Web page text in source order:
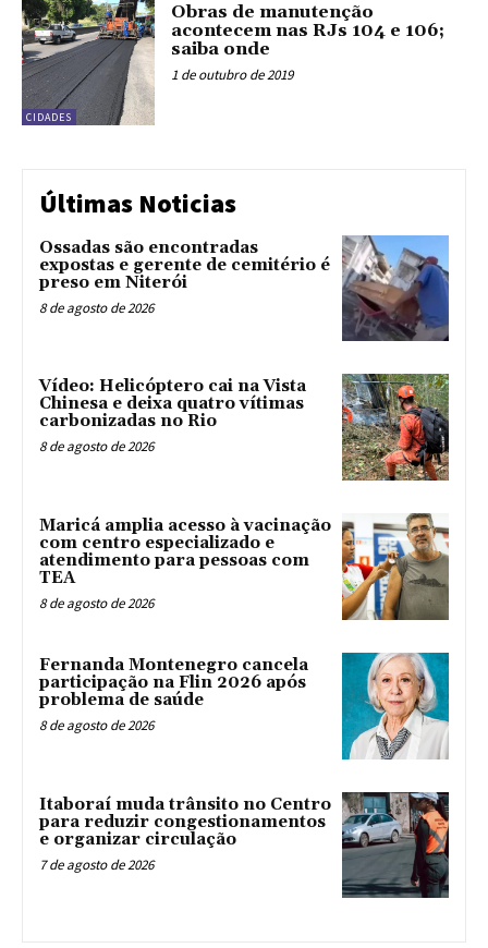
CIDADES
Obras de manutenção
acontecem nas RJs 104 e 106;
saiba onde
1 de outubro de 2019
Últimas Noticias
Ossadas são encontradas
expostas e gerente de cemitério é
preso em Niterói
8 de agosto de 2026
Vídeo: Helicóptero cai na Vista
Chinesa e deixa quatro vítimas
carbonizadas no Rio
8 de agosto de 2026
Maricá amplia acesso à vacinação
com centro especializado e
atendimento para pessoas com
TEA
8 de agosto de 2026
Fernanda Montenegro cancela
participação na Flin 2026 após
problema de saúde
8 de agosto de 2026
Itaboraí muda trânsito no Centro
para reduzir congestionamentos
e organizar circulação
7 de agosto de 2026